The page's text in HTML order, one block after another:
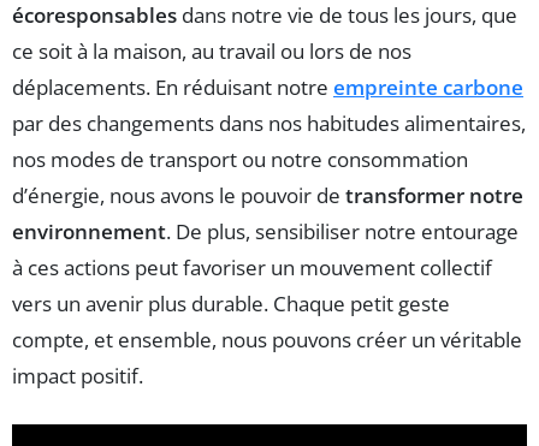
écoresponsables dans notre vie de tous les jours, que
ce soit à la maison, au travail ou lors de nos
déplacements. En réduisant notre empreinte carbone
par des changements dans nos habitudes alimentaires,
nos modes de transport ou notre consommation
d’énergie, nous avons le pouvoir de transformer notre
environnement. De plus, sensibiliser notre entourage
à ces actions peut favoriser un mouvement collectif
vers un avenir plus durable. Chaque petit geste
compte, et ensemble, nous pouvons créer un véritable
impact positif.